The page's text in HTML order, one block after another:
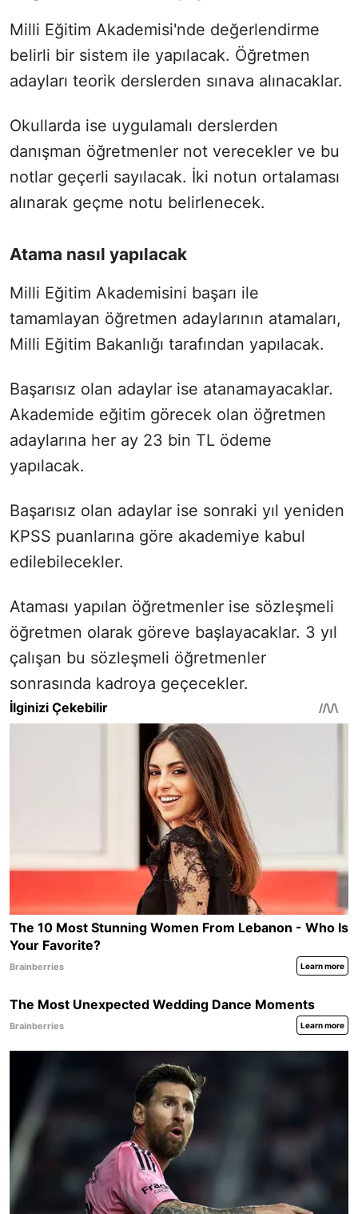
Milli Eğitim Akademisi'nde değerlendirme
belirli bir sistem ile yapılacak. Öğretmen
adayları teorik derslerden sınava alınacaklar.
Okullarda ise uygulamalı derslerden
danışman öğretmenler not verecekler ve bu
notlar geçerli sayılacak. İki notun ortalaması
alınarak geçme notu belirlenecek.
Atama nasıl yapılacak
Milli Eğitim Akademisini başarı ile
tamamlayan öğretmen adaylarının atamaları,
Milli Eğitim Bakanlığı tarafından yapılacak.
Başarısız olan adaylar ise atanamayacaklar.
Akademide eğitim görecek olan öğretmen
adaylarına her ay 23 bin TL ödeme
yapılacak.
Başarısız olan adaylar ise sonraki yıl yeniden
KPSS puanlarına göre akademiye kabul
edilebilecekler.
Ataması yapılan öğretmenler ise sözleşmeli
öğretmen olarak göreve başlayacaklar. 3 yıl
çalışan bu sözleşmeli öğretmenler
sonrasında kadroya geçecekler.